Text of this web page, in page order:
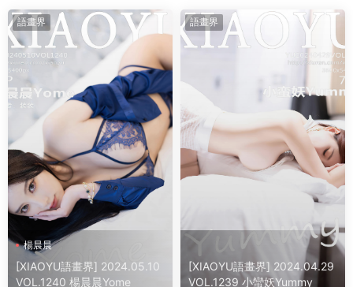
語畫界
楊晨晨
[XIAOYU語畫界] 2024.05.10
VOL.1240 楊晨晨Yome
語畫界
[XIAOYU語畫界] 2024.04.29
VOL.1239 小蠻妖Yummy